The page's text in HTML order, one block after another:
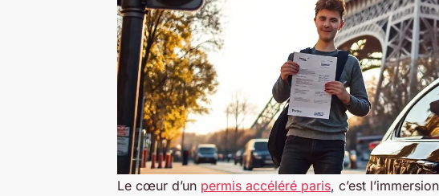
Le cœur d’un permis accéléré paris, c’est